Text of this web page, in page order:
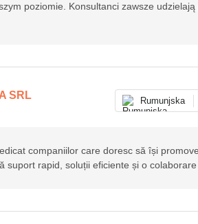
poziomie. Konsultanci zawsze
Rumunjska
SRL
companiilor care doresc să își
suport rapid, soluții eficiente și o